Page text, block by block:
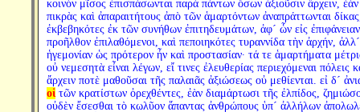
κοινὸν μῖσος ἐπισπάσωνται παρὰ πάντων ὅσων ἀξιοῦσιν ἄρχειν, ἐὰν
πικρὰς καὶ ἀπαραιτήτους ἀπὸ τῶν ἁμαρτόντων ἀναπράττωνται
ἐκβεβηκότες ἐκ τῶν συνήθων ἐπιτηδευμάτων, ἀφ´ ὧν εἰς ἐπιφάνειαν
προῆλθον ἐπιλαθόμενοι, καὶ πεποιηκότες τυραννίδα τὴν ἀρχήν,
ἡγεμονίαν ὡς πρότερον ἦν καὶ προστασίαν· τά τε ἁμαρτήματα
οὐ νεμεσητὰ εἶναι λέγων, εἴ τινες ἐλευθερίας περιεχόμεναι πόλεις
ἄρχειν ποτὲ μαθοῦσαι τῆς παλαιᾶς ἀξιώσεως οὐ μεθίενται. εἰ δ´
οἱτῶν κρατίστων ὀρεχθέντες, ἐὰν διαμάρτωσι τῆς ἐλπίδος,
οὐδὲν ἔσεσθαι τὸ κωλῦον ἅπαντας ἀνθρώπους ὑπ´ ἀλλήλων